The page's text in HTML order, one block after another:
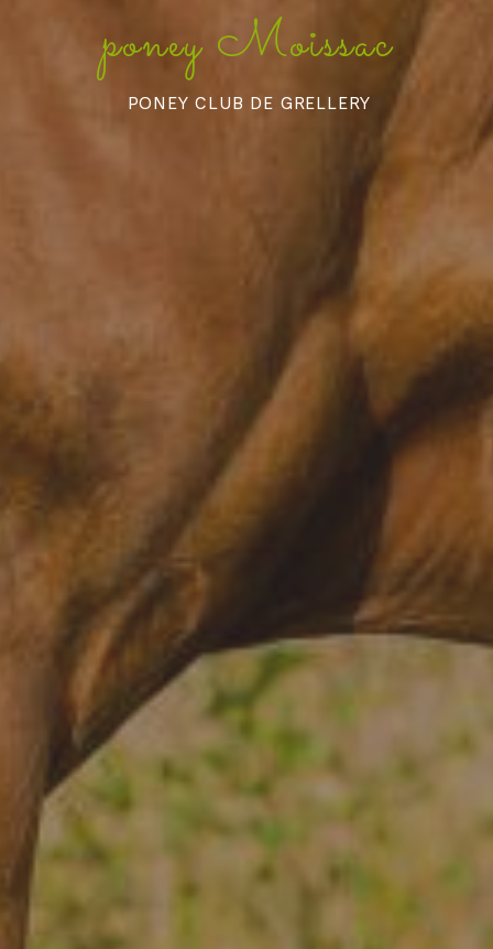
poney Moissac
PONEY CLUB DE GRELLERY